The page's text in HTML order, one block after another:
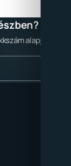
alapján.